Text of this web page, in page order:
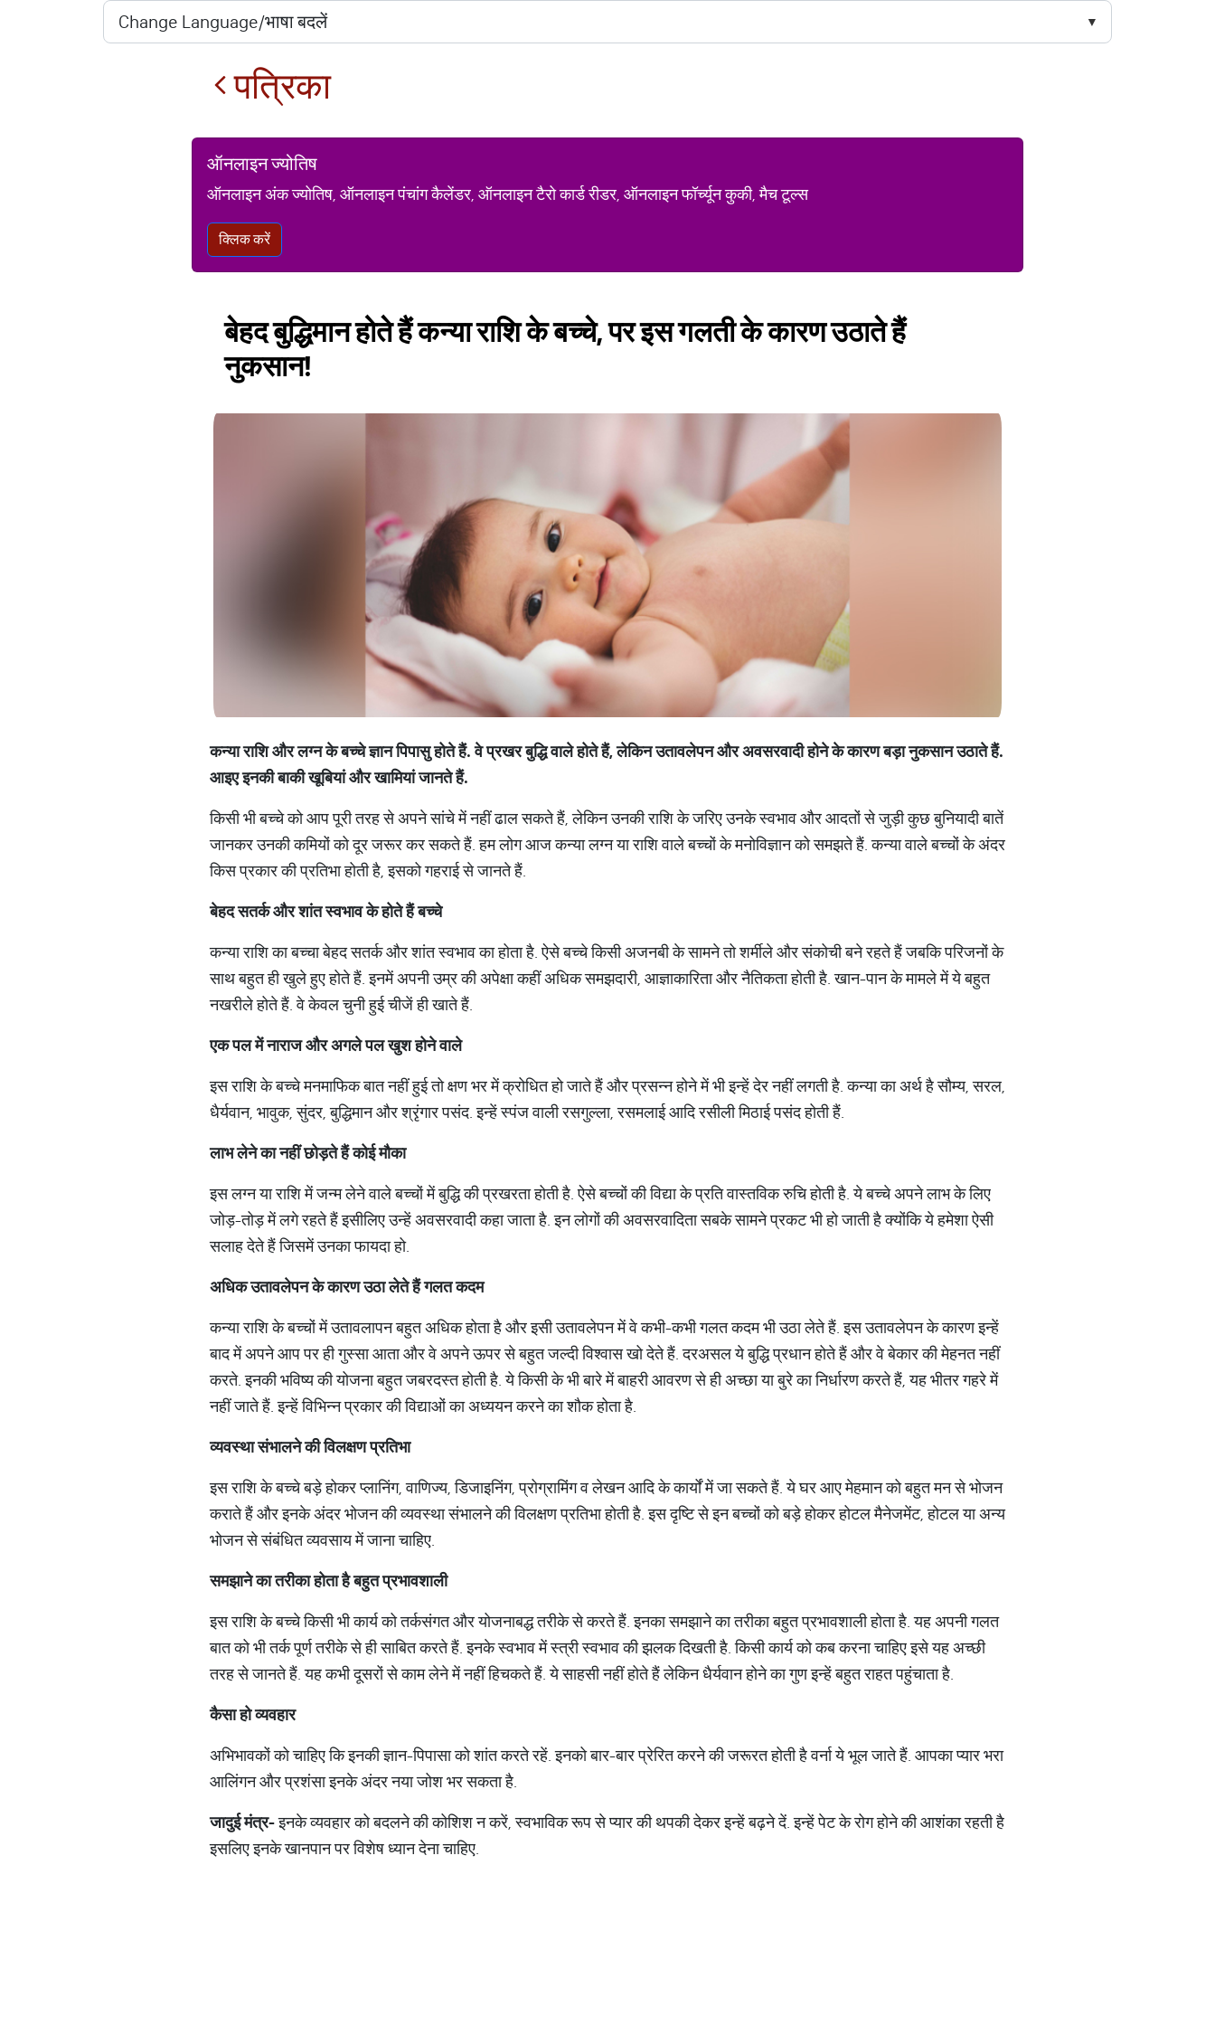
पत्रिका
ऑनलाइन ज्योतिष
ऑनलाइन अंक ज्योतिष, ऑनलाइन पंचांग कैलेंडर, ऑनलाइन टैरो कार्ड रीडर, ऑनलाइन फॉर्च्यून कुकी, मैच टूल्स
क्लिक करें
बेहद बुद्धिमान होते हैं कन्‍या राशि के बच्‍चे, पर इस गलती के कारण उठाते हैं
नुकसान!
कन्याराशिऔरलग्नकेबच्चेज्ञानपिपासुहोतेहैं.वेप्रखरबुद्धिवालेहोतेहैं,लेकिनउतावलेपनऔरअवसरवादीहोनेकेकारणबड़ानुकसानउठातेहैं.
आइएइनकीबाकीखूबियांऔरखामियांजानतेहैं.
किसी भी बच्चे को आप पूरी तरह से अपने सांचे में नहीं ढाल सकते हैं, लेकिन उनकी राशि के जरिए उनके स्वभाव और आदतों से जुड़ी कुछ बुनियादी बातें
जानकर उनकी कमियों को दूर जरूर कर सकते हैं. हम लोग आज कन्या लग्न या राशि वाले बच्चों के मनोविज्ञान को समझते हैं. कन्या वाले बच्चों के अंदर
किस प्रकार की प्रतिभा होती है, इसको गहराई से जानते हैं.
बेहदसतर्कऔरशांतस्वभावकेहोतेहैंबच्चे
कन्या राशि का बच्चा बेहद सतर्क और शांत स्वभाव का होता है. ऐसे बच्चे किसी अजनबी के सामने तो शर्मीले और संकोची बने रहते हैं जबकि परिजनों के
साथ बहुत ही खुले हुए होते हैं. इनमें अपनी उम्र की अपेक्षा कहीं अधिक समझदारी, आज्ञाकारिता और नैतिकता होती है. खान-पान के मामले में ये बहुत
नखरीले होते हैं. वे केवल चुनी हुई चीजें ही खाते हैं.
एकपलमेंनाराजऔरअगलेपलखुशहोनेवाले
इस राशि के बच्चे मनमाफिक बात नहीं हुई तो क्षण भर में क्रोधित हो जाते हैं और प्रसन्न होने में भी इन्हें देर नहीं लगती है. कन्या का अर्थ है सौम्य, सरल,
धैर्यवान, भावुक, सुंदर, बुद्धिमान और श्रृंगार पसंद. इन्हें स्पंज वाली रसगुल्ला, रसमलाई आदि रसीली मिठाई पसंद होती हैं.
लाभलेनेकानहींछोड़तेहैंकोईमौका
इस लग्न या राशि में जन्म लेने वाले बच्चों में बुद्धि की प्रखरता होती है. ऐसे बच्चों की विद्या के प्रति वास्तविक रुचि होती है. ये बच्चे अपने लाभ के लिए
जोड़-तोड़ में लगे रहते हैं इसीलिए उन्हें अवसरवादी कहा जाता है. इन लोगों की अवसरवादिता सबके सामने प्रकट भी हो जाती है क्‍योंकि ये हमेशा ऐसी
सलाह देते हैं जिसमें उनका फायदा हो.
अधिकउतावलेपनकेकारणउठालेतेहैंगलतकदम
कन्या राशि के बच्चों में उतावलापन बहुत अधिक होता है और इसी उतावलेपन में वे कभी-कभी गलत कदम भी उठा लेते हैं. इस उतावलेपन के कारण इन्हें
बाद में अपने आप पर ही गुस्सा आता और वे अपने ऊपर से बहुत जल्दी विश्वास खो देते हैं. दरअसल ये बुद्धि प्रधान होते हैं और वे बेकार की मेहनत नहीं
करते. इनकी भविष्य की योजना बहुत जबरदस्त होती है. ये किसी के भी बारे में बाहरी आवरण से ही अच्छा या बुरे का निर्धारण करते हैं, यह भीतर गहरे में
नहीं जाते हैं. इन्हें विभिन्न प्रकार की विद्याओं का अध्ययन करने का शौक होता है.
व्यवस्थासंभालनेकीविलक्षणप्रतिभा
इस राशि के बच्चे बड़े होकर प्लानिंग, वाणिज्य, डिजाइनिंग, प्रोग्रामिंग व लेखन आदि के कार्यों में जा सकते हैं. ये घर आए मेहमान को बहुत मन से भोजन
कराते हैं और इनके अंदर भोजन की व्यवस्था संभालने की विलक्षण प्रतिभा होती है. इस दृष्टि से इन बच्चों को बड़े होकर होटल मैनेजमेंट, होटल या अन्य
भोजन से संबंधित व्यवसाय में जाना चाहिए.
समझानेकातरीकाहोताहैबहुतप्रभावशाली
इस राशि के बच्चे किसी भी कार्य को तर्कसंगत और योजनाबद्ध तरीके से करते हैं. इनका समझाने का तरीका बहुत प्रभावशाली होता है. यह अपनी गलत
बात को भी तर्क पूर्ण तरीके से ही साबित करते हैं. इनके स्वभाव में स्त्री स्वभाव की झलक दिखती है. किसी कार्य को कब करना चाहिए इसे यह अच्छी
तरह से जानते हैं. यह कभी दूसरों से काम लेने में नहीं हिचकते हैं. ये साहसी नहीं होते हैं लेकिन धैर्यवान होने का गुण इन्‍हें बहुत राहत पहुंचाता है.
कैसाहोव्यवहार
अभिभावकों को चाहिए कि इनकी ज्ञान-पिपासा को शांत करते रहें. इनको बार-बार प्रेरित करने की जरूरत होती है वर्ना ये भूल जाते हैं. आपका प्यार भरा
आलिंगन और प्रशंसा इनके अंदर नया जोश भर सकता है.
जादुईमंत्र-इनके व्यवहार को बदलने की कोशिश न करें, स्वभाविक रूप से प्यार की थपकी देकर इन्हें बढ़ने दें. इन्हें पेट के रोग होने की आशंका रहती है
इसलिए इनके खानपान पर विशेष ध्यान देना चाहिए.